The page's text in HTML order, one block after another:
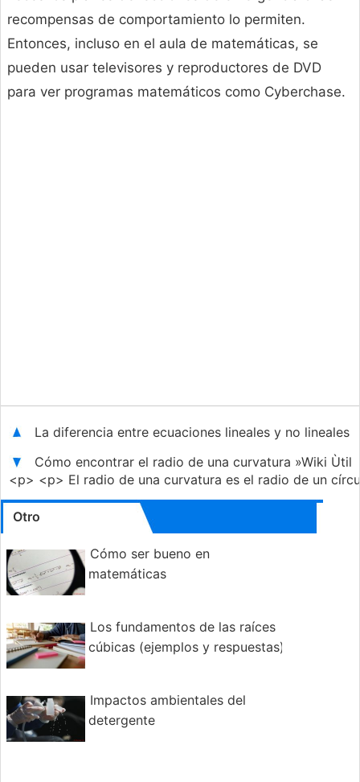
recompensas de comportamiento lo permiten.
Entonces, incluso en el aula de matemáticas, se
pueden usar televisores y reproductores de DVD
para ver programas matemáticos como Cyberchase.
La diferencia entre ecuaciones lineales y no lineales
Cómo encontrar el radio de una curvatura »Wiki Ùtil
<p> <p> El radio de una curvatura es el radio de un
Otro
Cómo ser bueno en
matemáticas
Los fundamentos de las raíces
cúbicas (ejemplos y respuestas)
Impactos ambientales del
detergente